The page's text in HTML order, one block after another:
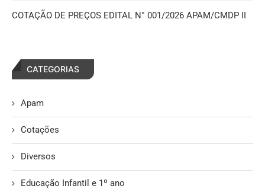
COTAÇÃO DE PREÇOS EDITAL N° 001/2026 APAM/CMDP II
CATEGORIAS
Apam
Cotações
Diversos
Educação Infantil e 1º ano